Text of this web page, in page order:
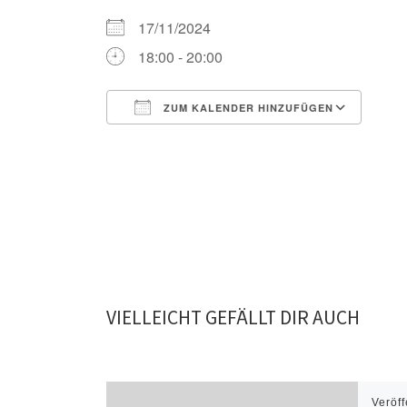
17/11/2024
18:00 - 20:00
ZUM KALENDER HINZUFÜGEN
VIELLEICHT GEFÄLLT DIR AUCH